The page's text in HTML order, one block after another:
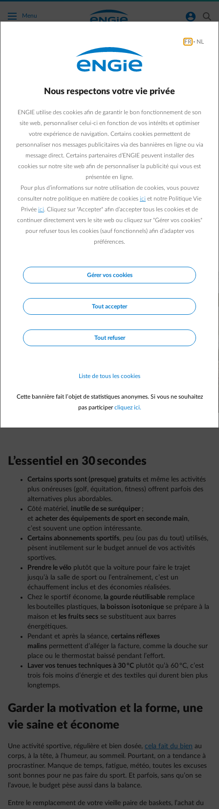
Accéder au contenu principal
Menu normal-account-circle search
Conseils énergie
Bouger sans muscler le
budget, comment faire du
sport et des économies ?
Entre abonnements et équipements, le coût annuel d’une
activité sportive gonfle très vite. Pourtant, les bénéfices du
sport ne dépendent pas de son prix. Pour rester en forme
sans dépenser des fortunes, suivez notre coaching en
L’essentiel en 30 secondes
Certains sports sont (presque) gratuits et même les activités
plus onéreuses (golf, équitation, fitness) offrent parfois des
alternatives plus abordables.
Côté matériel, inutile de se suréquiper ;
et acheter des équipements de sport en seconde main,
c’est souvent une option intéressante.
Certains abonnements sportifs, peu (ou pas du tout) utilisés,
pèsent inutilement sur le budget annuel de vos activités
sportives.
Prendre le vélo plutôt que la voiture pour faire le trajet
jusqu’à la salle de sport ou l’entraînement, c’est un
échauffement inclus et des économies réalisées.
Chez le sportif économe, la gourde réutilisable remplace
les bouteilles plastiques, la boisson isotonique se prépare à la
maison et les fruits secs se substituent aux barres
énergétiques.
Pendant et après la séance, certains réflexes
malins permettent d’alléger la facture, comme la douche sur
place ou le thermostat baissé pendant l’effort.
Laver vos tenues techniques à 30 °C plutôt qu’à 60 °C, c’est
trois fois moins d’énergie et des textiles qui durent bien plus
longtemps.
Garder la motivation et la forme, une
vie saine et économe
Une activité sportive, régulière et bien dosée, cela fait du bien au
corps, à la tête, à l’humeur, au sommeil. Pourtant, on a tendance à
procrastiner. Manque de temps, fatigue, météo, toutes les excuses
sont bonnes pour ne pas faire du sport. Et parfois, sans qu’on se
l’avoue, le budget pèse aussi dans la balance.
Entre le remplacement de votre vieille paire de baskets, l’achat du
FR - NL
Nous respectons votre vie privée
ENGIE utilise des cookies afin de garantir le bon fonctionnement de son
site web, personnaliser celui-ci en fonction de vos intérêts et optimiser
votre expérience de navigation. Certains cookies permettent de
personnaliser nos messages publicitaires via des bannières en ligne ou via
message direct. Certains partenaires d’ENGIE peuvent installer des
cookies sur notre site web afin de personnaliser la publicité qui vous est
présentée en ligne.
Pour plus d’informations sur notre utilisation de cookies, vous pouvez
consulter notre politique en matière de cookies ici et notre Politique Vie
Privée ici . Cliquez sur "Accepter" afin d’accepter tous les cookies et de
continuer directement vers le site web ou cliquez sur "Gérer vos cookies"
pour refuser tous les cookies (sauf fonctionnels) afin d’adapter vos
préférences.
Gérer vos cookies
Tout accepter
Tout refuser
Liste de tous les cookies
Cette bannière fait l’objet de statistiques anonymes. Si vous ne souhaitez
pas participercliquez ici.